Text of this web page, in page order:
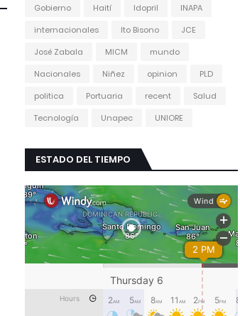
Gobierno
Haití Idopril
INAPA
internacionales
Ito Bisono
JCE
José Zabala
MICM
mundo
Nacionales
Niñez opinion
PLD
politica
Portuaria recent
Salud
Tecnología
Unapec UNIORE
ESTADO DEL TIEMPO